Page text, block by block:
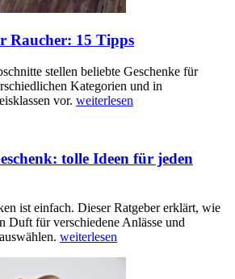
Raucher: 15 Tipps
stellen beliebte Geschenke für
Kategorien und in
vor. weiterlesen
tolle Ideen für jeden
ist einfach. Dieser Ratgeber erklärt, wie
Duft für verschiedene Anlässe und
weiterlesen